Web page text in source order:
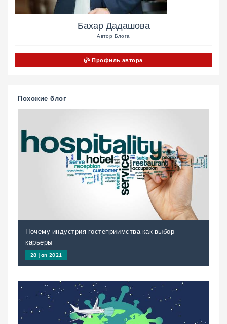
Бахар Дадашова
Автор Блога
Профиль автора
Похожие блог
Почему индустрия гостеприимства как выбор
карьеры
28 Jan 2021